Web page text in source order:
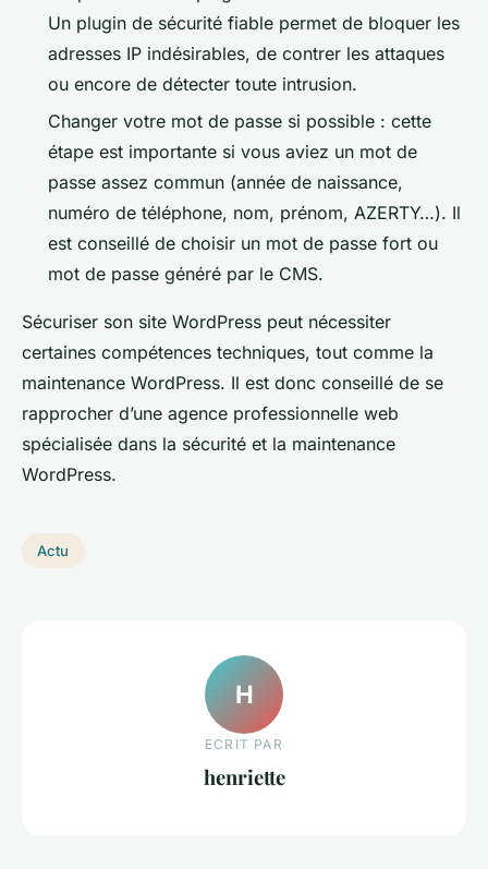
Un plugin de sécurité fiable permet de bloquer les
adresses IP indésirables, de contrer les attaques
ou encore de détecter toute intrusion.
Changer votre mot de passe si possible : cette
étape est importante si vous aviez un mot de
passe assez commun (année de naissance,
numéro de téléphone, nom, prénom, AZERTY…). Il
est conseillé de choisir un mot de passe fort ou
mot de passe généré par le CMS.
Sécuriser son site WordPress peut nécessiter
certaines compétences techniques, tout comme la
maintenance WordPress. Il est donc conseillé de se
rapprocher d’une agence professionnelle web
spécialisée dans la sécurité et la maintenance
WordPress.
Actu
H
ECRIT PAR
henriette